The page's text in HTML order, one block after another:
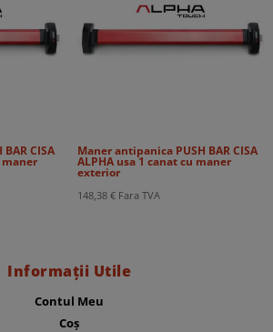
CISA
maner
Maner antipanica PUSH BAR CISA
ALPHA usa 1 canat cu maner
exterior
148,38 € Fara TVA
Informații Utile
Contul Meu
Coș